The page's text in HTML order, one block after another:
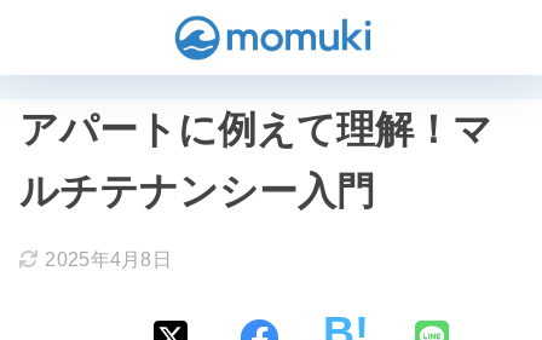
アパートに例えて理解！マ
ルチテナンシー入門
2025年4月8日